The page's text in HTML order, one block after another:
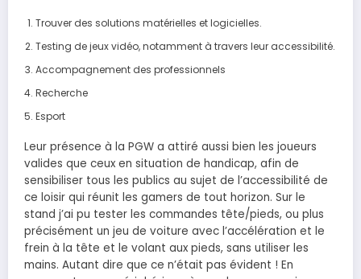
Trouver des solutions matérielles et logicielles.
Testing de jeux vidéo, notamment à travers leur accessibilité.
Accompagnement des professionnels
Recherche
Esport
Leur présence à la PGW a attiré aussi bien les joueurs
valides que ceux en situation de handicap, afin de
sensibiliser tous les publics au sujet de l’accessibilité de
ce loisir qui réunit les gamers de tout horizon. Sur le
stand j’ai pu tester les commandes tête/pieds, ou plus
précisément un jeu de voiture avec l’accélération et le
frein à la tête et le volant aux pieds, sans utiliser les
mains. Autant dire que ce n’était pas évident ! En